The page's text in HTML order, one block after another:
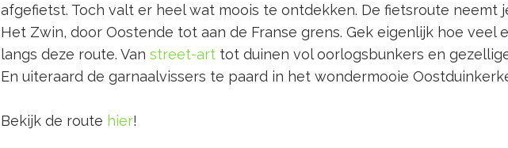
afgefietst. Toch valt er heel wat moois te ontdekken. De fietsroute neemt
Het Zwin, door Oostende tot aan de Franse grens. Gek eigenlijk hoe veel
langs deze route. Van street-art tot duinen vol oorlogsbunkers en
En uiteraard de garnaalvissers te paard in het wondermooie
Bekijk de route hier!